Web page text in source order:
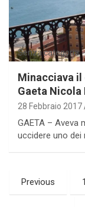
Senza categoria
Minacciava
Gaeta Nicola
28 Febbraio 2017
GAETA – Aveva
uccidere uno dei
Paginazione
degli
Previous 1